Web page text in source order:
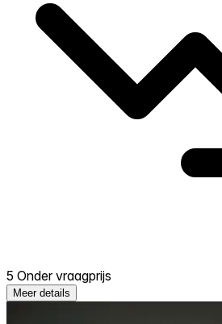
5 Onder vraagprijs
Meer details